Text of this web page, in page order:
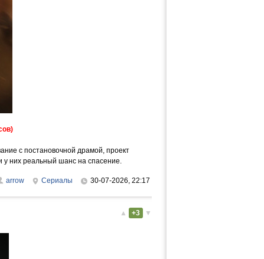
с постановочной драмой, проект
у них реальный шанс на спасение.
arrow Сериалы 30-07-2026, 22:17
▲ +3 ▼